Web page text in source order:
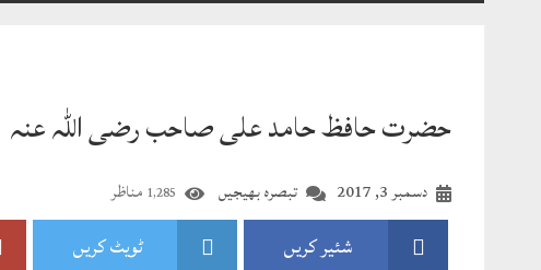
حضرت حافظ حامد علی صاحب رضی اللہ عنہ
تبصرہ بھیجیں دسمبر 3, 2017 1,285 مناظر
شئیر کریں ٹویٹ کریں